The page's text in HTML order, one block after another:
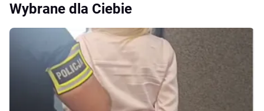
Wybrane dla Ciebie